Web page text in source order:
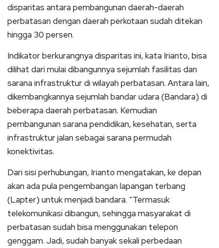
disparitas antara pembangunan daerah-daerah
perbatasan dengan daerah perkotaan sudah ditekan
hingga 30 persen.
Indikator berkurangnya disparitas ini, kata Irianto, bisa
dilihat dari mulai dibangunnya sejumlah fasilitas dan
sarana infrastruktur di wilayah perbatasan. Antara lain,
dikembangkannya sejumlah bandar udara (Bandara) di
beberapa daerah perbatasan. Kemudian
pembangunan sarana pendidikan, kesehatan, serta
infrastruktur jalan sebagai sarana permudah
konektivitas.
Dari sisi perhubungan, Irianto mengatakan, ke depan
akan ada pula pengembangan lapangan terbang
(Lapter) untuk menjadi bandara. “Termasuk
telekomunikasi dibangun, sehingga masyarakat di
perbatasan sudah bisa menggunakan telepon
genggam. Jadi, sudah banyak sekali perbedaan